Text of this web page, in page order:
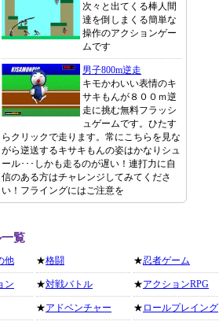
次々と出てくる棒人間
達を倒しまくる簡単な
操作のアクションゲー
ムです
男子800m逆走
キモかわいい表情のキ
サキもんが８００ｍ逆
走に挑む無料フラッシ
ュゲームです。ひたす
らクリックで走ります。常にこちらを見な
がら逆送するキサキもんの姿はかなりシュ
ール･･･しかも走るのが遅い！連打力に自
信のある方はチャレンジしてみてくださ
い！フライングにはご注意を
覧
他
ン
★格闘
★対戦バトル
★アドベンチャー
★忍者ゲーム
★アクションRPG
★ ロールプレイング